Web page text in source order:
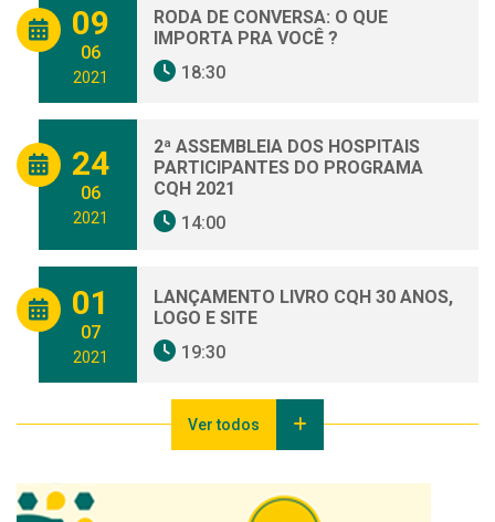
09
06
2021
RODA DE CONVERSA: O QUE
IMPORTA PRA VOCÊ ?
18:30
24
06
2021
2ª ASSEMBLEIA DOS HOSPITAIS
PARTICIPANTES DO PROGRAMA
CQH 2021
14:00
01
07
2021
LANÇAMENTO LIVRO CQH 30 ANOS,
LOGO E SITE
19:30
Ver todos